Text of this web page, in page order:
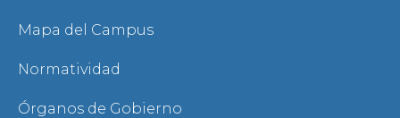
Mapa del Campus
Normatividad
Órganos de Gobierno